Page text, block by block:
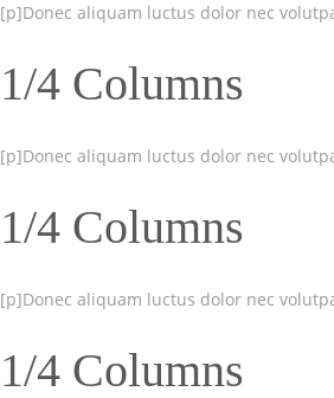
[p]Donec aliquam luctus dolor nec
1/4 Columns
[p]Donec aliquam luctus dolor nec
1/4 Columns
[p]Donec aliquam luctus dolor nec
1/4 Columns